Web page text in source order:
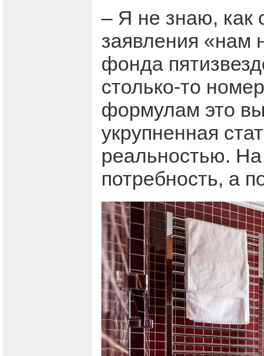
– Я не знаю, как
заявления «нам
фонда
столько-то
формулам это
укрупненная
реальностью.
потребность, а